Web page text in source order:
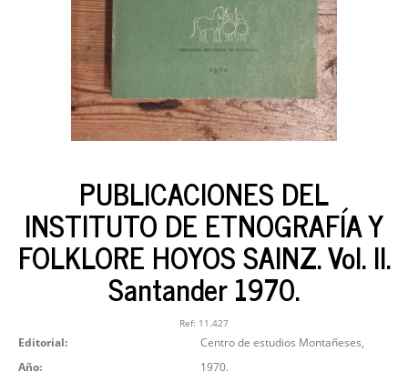
PUBLICACIONES DEL
INSTITUTO DE ETNOGRAFÍA Y
FOLKLORE HOYOS SAINZ. Vol. II.
Santander 1970.
Ref: 11.427
Editorial:
Centro de estudios Montañeses,
Año:
1970.